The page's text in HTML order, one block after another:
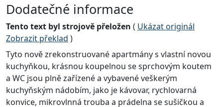
Dodatečné informace
Tento text byl strojově přeložen ( Ukázat originál
Zobrazit překlad )
Tyto nově zrekonstruované apartmány s vlastní novou
kuchyňkou, krásnou koupelnou se sprchovým koutem
a WC jsou plně zařízené a vybavené veškerým
kuchyňským nádobím, jako je kávovar, rychlovarná
konvice, mikrovlnná trouba a prádelna se sušičkou a